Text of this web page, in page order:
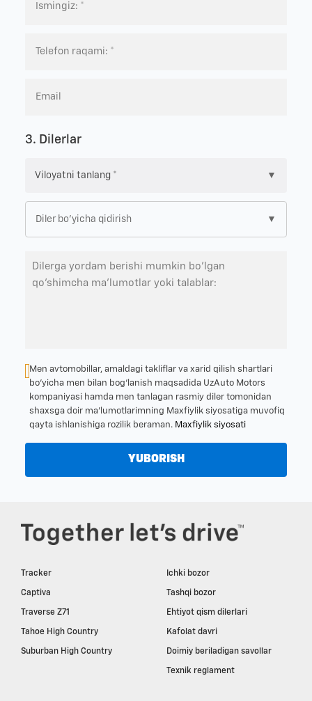
3. Dilerlar
▼
▼
Men avtomobillar, amaldagi takliflar va xarid qilish shartlari
bo‘yicha men bilan bog‘lanish maqsadida UzAuto Motors
kompaniyasi hamda men tanlagan rasmiy diler tomonidan
shaxsga doir ma’lumotlarimning Maxfiylik siyosatiga muvofiq
qayta ishlanishiga rozilik beraman. Maxfiylik siyosati
YUBORISH
Tracker
Captiva
Traverse Z71
Tahoe High Country
Suburban High Country
Ichki bozor
Tashqi bozor
Ehtiyot qism dilerlari
Kafolat davri
Doimiy beriladigan savollar
Texnik reglament